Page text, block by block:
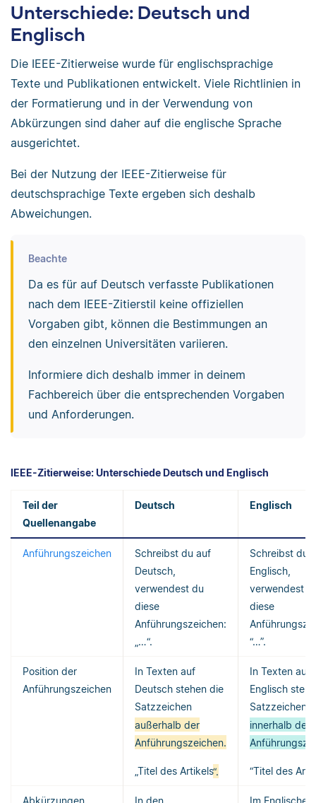
Unterschiede: Deutsch und
Englisch
Die IEEE-Zitierweise wurde für englischsprachige
Texte und Publikationen entwickelt. Viele Richtlinien in
der Formatierung und in der Verwendung von
Abkürzungen sind daher auf die englische Sprache
ausgerichtet.
Bei der Nutzung der IEEE-Zitierweise für
deutschsprachige Texte ergeben sich deshalb
Abweichungen.
Beachte
Da es für auf Deutsch verfasste Publikationen
nach dem IEEE-Zitierstil keine offiziellen
Vorgaben gibt, können die Bestimmungen an
den einzelnen Universitäten variieren.
Informiere dich deshalb immer in deinem
Fachbereich über die entsprechenden Vorgaben
und Anforderungen.
IEEE-Zitierweise: Unterschiede Deutsch und Englisch
Teil der
Quellenangabe
Deutsch Englisch
Anführungszeichen
Schreibst du auf
Deutsch,
verwendest du
diese
Anführungszeichen:
„…“.
Schreibst du
Englisch,
verwendest
diese
“…”.
Position der
Anführungszeichen
In Texten auf
Deutsch stehen die
Satzzeichen
außerhalb der
Anführungszeichen.
„Titel des Artikels“.
In Texten auf
Englisch
Satzzeichen
innerhalb der
“Titel des